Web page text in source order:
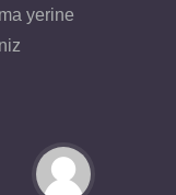
yerine